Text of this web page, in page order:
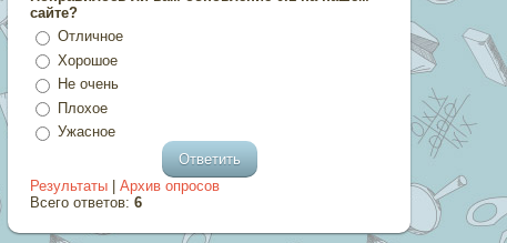
сайте?
Отличное
Хорошое
Не очень
Плохое
Ужасное
Результаты |Архив опросов
Всего ответов:6